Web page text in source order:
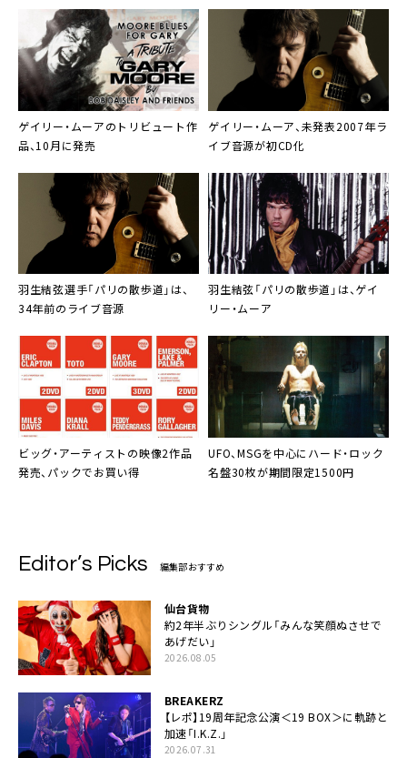
ゲイリー・ムーアのトリビュート作
品、10月に発売
ゲイリー・ムーア、未発表2007年ラ
イブ音源が初CD化
羽生結弦選手「パリの散歩道 」は、
34年前のライブ音源
羽生結弦「パリの散歩道」は、 ゲイ
リー・ムーア
ビッグ・アーティストの映像2作品
発売、パックでお買い得
UFO、MSGを中心にハード・ロック
名盤30枚が期間限定1500円
Editor’s Picks 編集部おすすめ
仙台貨物
約2年半ぶりシングル「みんな笑顔ぬさせで
あげだい」
2026.08.05
BREAKERZ
【レポ】19周年記念公演＜19 BOX＞に軌跡と
加速「I.K.Z.」
2026.07.31